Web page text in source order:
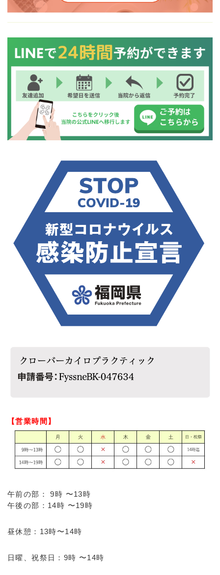
【営業時間】
午前の部： 9時 〜13時
午後の部：14時 〜19時
昼休憩：13時〜14時
日曜、祝祭日：9時 〜14時